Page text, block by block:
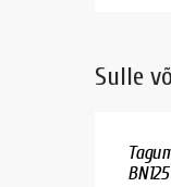
Sulle
BN125